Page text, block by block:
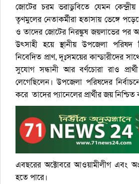
জোটের চরম ভরাডুবিতে যেমন
তৃণমুলের নেতাকর্মীরা হতাসায় ভেঙ্গে
ও তাদের জোটের নিরঙ্কুষ জয়লাভের পর
উৎসাহী হয়ে স্থানীয় উপজেলা পরিষদ
নিবেদিত প্রাণ, দূঃসময়ের কান্ডারীদের
সুযোগ সন্ধানী আর বর্ণচোরা রাও
লেগেছিলেন। উপজেলা পরিষদের
করে তাদের প্যানেলের প্রার্থীর জয়
এবছরের অক্টোবরে আওয়ামীলীগ এবং
হতে পারে।